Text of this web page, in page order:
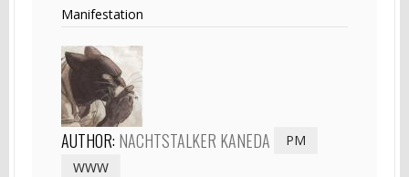
Manifestation
AUTHOR: NACHTSTALKER KANEDA
PM
WWW